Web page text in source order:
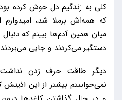
کلی به زندگیم دل خوش کرده
که همه‌اش برملا شد، امیدوارم
میان همین آدم‌ها ببینم که
دستگیر می‌کردند و جایی می‌بردند
دیگر طاقت حرف زدن
نمی‌خواستم بیشتر از این اذیتش